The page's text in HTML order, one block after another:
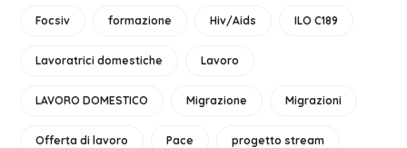
Focsiv formazione Hiv/Aids ILO C189
Lavoratrici domestiche Lavoro
LAVORO DOMESTICO Migrazione Migrazioni
Offerta di lavoro Pace progetto stream